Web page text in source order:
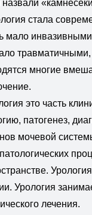
стала
мало
травматичными,
многие
это часть
патогенез,
мочевой
Урология
лечения.